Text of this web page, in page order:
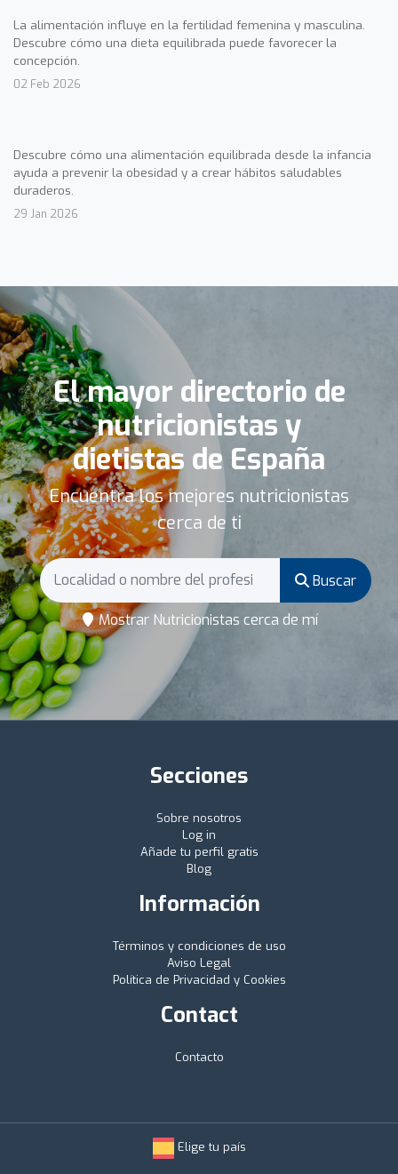
La alimentación influye en la fertilidad femenina y masculina.
Descubre cómo una dieta equilibrada puede favorecer la
concepción.
02 Feb 2026
Descubre cómo una alimentación equilibrada desde la infancia
ayuda a prevenir la obesidad y a crear hábitos saludables
duraderos.
29 Jan 2026
El mayor directorio de
nutricionistas y
dietistas de España
Encuentra los mejores nutricionistas
cerca de ti
Buscar
Mostrar Nutricionistas cerca de mí
Secciones
Sobre nosotros
Log in
Añade tu perfil gratis
Blog
Información
Términos y condiciones de uso
Aviso Legal
Política de Privacidad y Cookies
Contact
Contacto
Elige tu país